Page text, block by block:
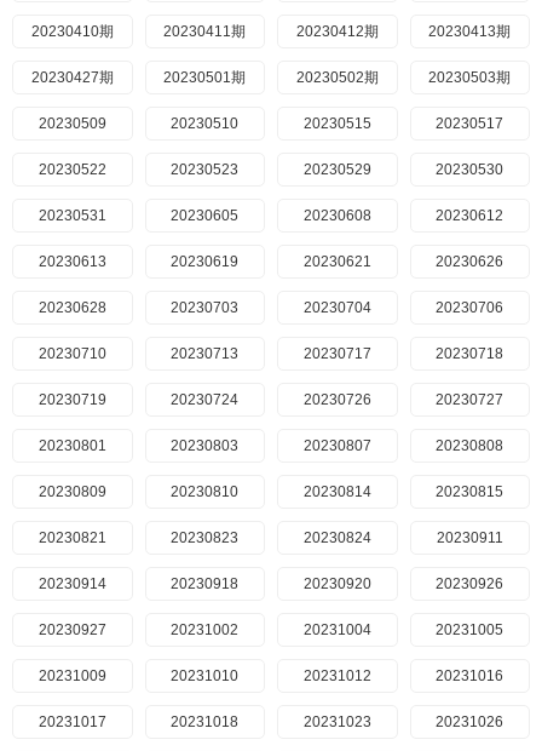
20230410期 20230411期 20230412期 20230413期
20230427期 20230501期 20230502期 20230503期
20230509 20230510 20230515 20230517
20230522 20230523 20230529 20230530
20230531 20230605 20230608 20230612
20230613 20230619 20230621 20230626
20230628 20230703 20230704 20230706
20230710 20230713 20230717 20230718
20230719 20230724 20230726 20230727
20230801 20230803 20230807 20230808
20230809 20230810 20230814 20230815
20230821 20230823 20230824 20230911
20230914 20230918 20230920 20230926
20230927 20231002 20231004 20231005
20231009 20231010 20231012 20231016
20231017 20231018 20231023 20231026